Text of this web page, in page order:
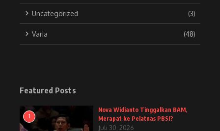
Uncategorized (3)
Varia (48)
Featured Posts
1
Nova Widianto Tinggalkan BAM,
Merapat ke Pelatnas PBSI?
Juli 30, 2026